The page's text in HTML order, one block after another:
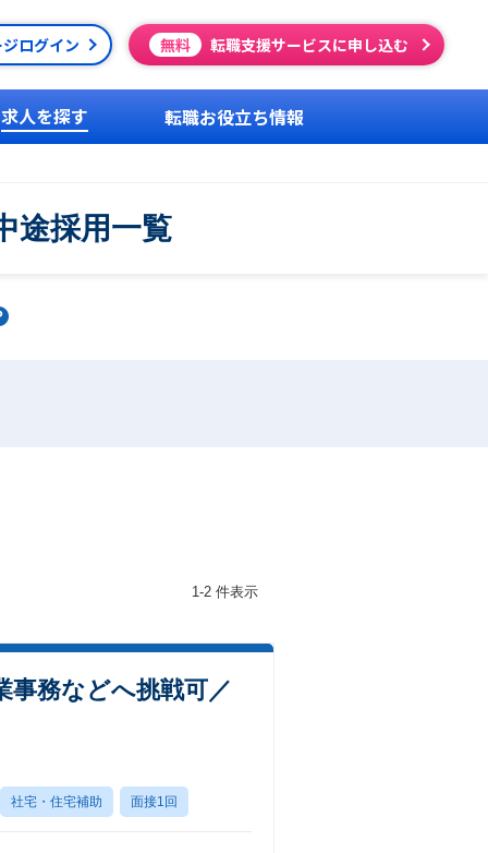
ログイン 無料 転職支援サービスに申し込む
求人を探す 転職お役立ち情報
途採用一覧
1-2 件表示
事務などへ挑戦可／
社宅・住宅補助 面接1回